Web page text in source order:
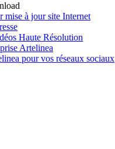
mise à jour site Internet
Haute Résolution
Artelinea
pour vos réseaux sociaux